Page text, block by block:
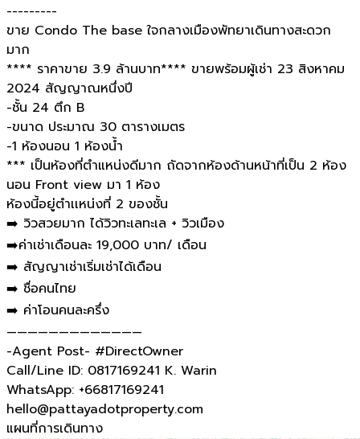
---------
ขาย Condo The base ใจกลางเมืองพัทยาเดินทางสะดวก
มาก
**** ราคาขาย 3.9 ล้านบาท**** ขายพร้อมผู้เช่า 23 สิงหาคม
2024 สัญญาณหนึ่งปี
-ชั้น 24 ตึก B
-ขนาด ประมาณ 30 ตารางเมตร
-1 ห้องนอน 1 ห้องน้ำ
*** เป็นห้องที่ตำแหน่งดีมาก ถัดจากห้องด้านหน้าที่เป็น 2 ห้อง
นอน Front view มา 1 ห้อง
ห้องนี้อยู่ตำเเหน่งที่ 2 ของชั้น
➡️ วิวสวยมาก ได้วิวทะเลทะเล + วิวเมือง
➡️ค่าเช่าเดือนละ 19,000 บาท/ เดือน
➡️ สัญญาเช่าเริ่มเช่าได้เดือน
➡️ ชื่อคนไทย
➡️ ค่าโอนคนละครึ่ง
—————————————
-Agent Post- #DirectOwner
Call/Line ID: 0817169241 K. Warin
WhatsApp: +66817169241
hello@pattayadotproperty.com
แผนที่การเดินทาง